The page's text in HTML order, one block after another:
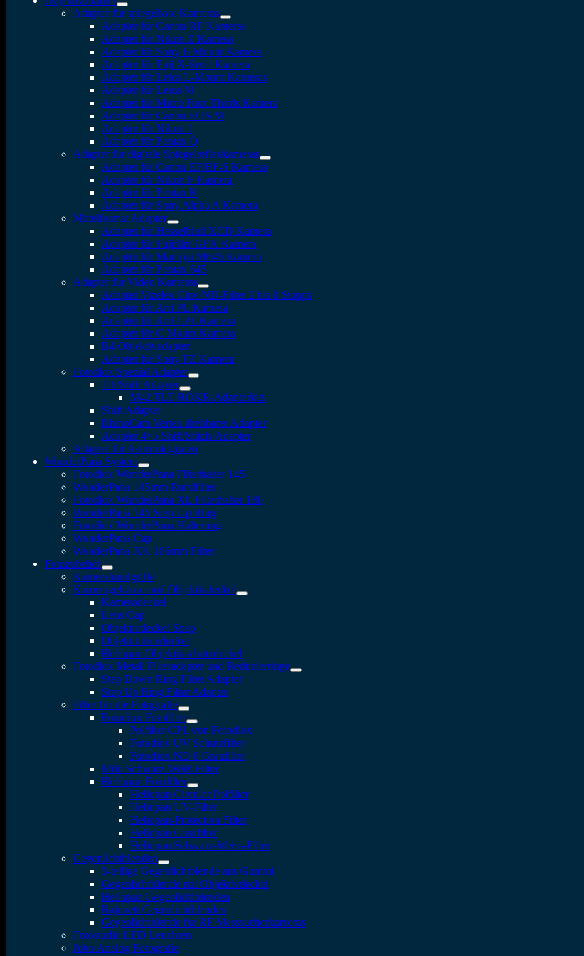
Adapter für spiegellose Kameras
Adapter für Canon RF Kameras
Adapter für Nikon Z Kamera
Adapter für Sony-E Mount Kamera
Adapter für Fuji X-Serie Kamera
Adapter für Leica L-Mount Kameras
Adapter für Leica M
Adapter für Micro Four Thirds Kamera
Adapter für Canon EOS M
Adapter für Nikon 1
Adapter für Pentax Q
Adapter für digitale Spiegelreflexkameras
Adapter für Canon EF/EF-S Kamera
Adapter für Nikon F Kamera
Adapter für Pentax K
Adapter für Sony Alpha A Kamera
Mittelformat Adapter
Adapter für Hasselblad XCD Kamera
Adapter für Fujifilm GFX Kamera
Adapter für Mamiya M645 Kamera
Adapter für Pentax 645
Adapter für Video Kameras
Adapter Vizelex Cine ND-Filter 2 bis 8 Stopps
Adapter für Arri PL Kamera
Adapter für Arri LPL Kamera
Adapter für C Mount Kamera
B4 Objektivadapter
Adapter für Sony FZ Kamera
Fotodiox Spezial Adapter
Tilt/Shift Adapter
M42 TLT ROKR-Adapterkits
Shift Adapter
RhinoCam Vertex drehbarer Adapter
Adapter 4×5 Shift/Stitch-Adapter
Adapter für Astrofotografen
WonderPana System
Fotodiox WonderPana Filterhalter 145
WonderPana 145mm Rundfilter
Fotodiox WonderPana XL Filterhalter 186
WonderPana 145 Step-Up Ring
Fotodiox WonderPana Halterung
WonderPana Cap
WonderPana XK 186mm Filter
Fotozubehör
Kamerahandgriffe
Kameragehäuse und Objektivdeckel
Kameradeckel
Lens Cap
Objektivdeckel Snap
Objektivrückdeckel
Heliopan Objektivschutzdeckel
Fotodiox Metall Filteradapter und Reduzierringe
Step Down Ring Filter Adapter
Step Up Ring Filter Adapter
Filter für die Fotografie
Fotodiox Fotofilter
Polfilter CPL von Fotodiox
Fotodiox UV Schutzfilter
Fotodiox ND 8 Graufilter
Milo Schwarz-Weiß-Filter
Heliopan Fotofilter
Heliopan Circular Polfilter
Heliopan UV-Filter
Heliopan-Protection Filter
Heliopan Graufilter
Heliopan Schwarz-Weiss-Filter
Gegenlichtblenden
3-teilige Gegenlichtblende aus Gummi
Gegenlichtblende mit Objektivdeckel
Heliopan Gegenlichtblenden
Bajonett Gegenlichtblenden
Gegenlichtblende für RF Messsucherkameras
Fotostudio LED Leuchten
Jobo Analog Fotografie